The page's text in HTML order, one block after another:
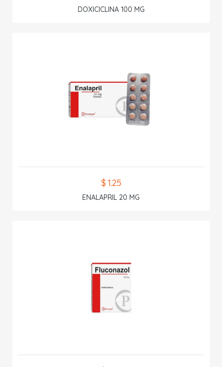
DOXICICLINA 100 MG
$ 1.25
ENALAPRIL 20 MG